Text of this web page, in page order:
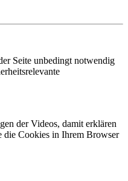
Seite unbedingt notwendig
der Videos, damit erklären
die Cookies in Ihrem Browser